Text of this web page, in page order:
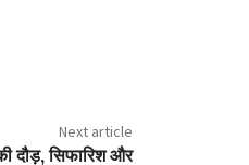
Next article
दौड़, सिफारिश और